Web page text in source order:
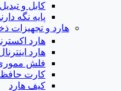
کابل و تبدیل
پایه نگه
هارد و تجهیزات
هارد
هارد
فلش
کارت
کیف هارد